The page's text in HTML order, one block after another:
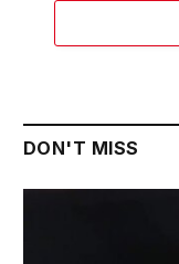
DON'T MISS